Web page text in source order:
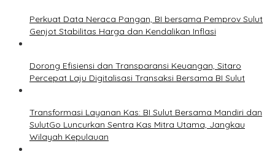
Perkuat Data Neraca Pangan, BI bersama Pemprov Sulut
Genjot Stabilitas Harga dan Kendalikan Inflasi
Dorong Efisiensi dan Transparansi Keuangan, Sitaro
Percepat Laju Digitalisasi Transaksi Bersama BI Sulut
Transformasi Layanan Kas: BI Sulut Bersama Mandiri dan
SulutGo Luncurkan Sentra Kas Mitra Utama, Jangkau
Wilayah Kepulauan